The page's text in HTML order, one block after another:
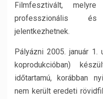
Filmfesztivált,
professzionális
jelentkezhetnek.
Pályázni 2005. január 1.
koprodukcióban)
időtartamú, korábban
nem került eredeti